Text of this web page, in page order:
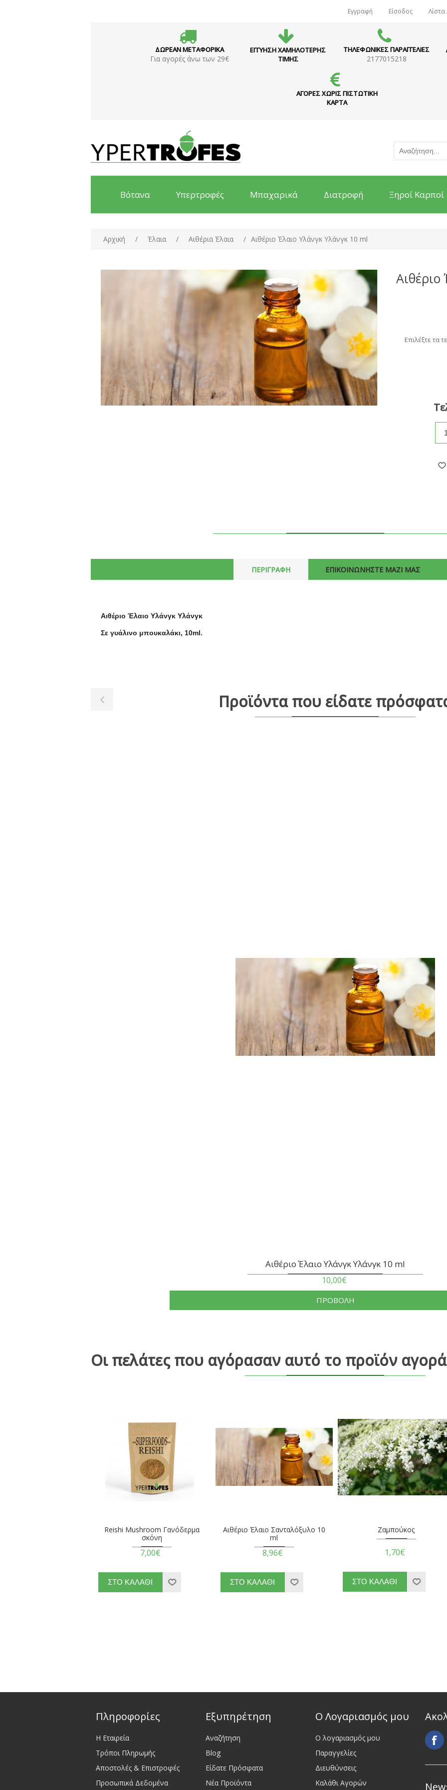
Εγγραφή Είσοδος
ΔΩΡΕΑΝ ΜΕΤΑΦΟΡΙΚΑ
Για αγορές άνω των 29€
ΕΓΓΥΗΣΗ ΧΑΜΗΛΟΤΕΡΗΣ
ΤΙΜΗΣ
ΤΗΛΕΦΩΝΙΚΕΣ ΠΑΡΑΓΓΕΛΙΕΣ
2177015218
ΑΓΟΡΕΣ ΧΩΡΙΣ ΠΙΣΤΩΤΙΚΗ
ΚΑΡΤΑ
Βότανα Υπερτροφές Μπαχαρικά Διατροφή Ξηροί Καρποί
Αρχική / Έλαια / Αιθέρια Έλαια / Αιθέριο Έλαιο Υλάνγκ Υλάνγκ 10 ml
Αιθέριο
Επιλέξτε τα
ΠΕΡΙΓΡΑΦΗ ΕΠΙΚΟΙΝΩΝΗΣΤΕ ΜΑΖΙ ΜΑΣ
Αιθέριο Έλαιο Υλάνγκ Υλάνγκ
Σε γυάλινο μπουκαλάκι, 10ml.
Προϊόντα που είδατε
Αιθέριο Έλαιο Υλάνγκ Υλάνγκ 10 ml
10,00€
ΠΡΟΒΟΛΗ
Οι πελάτες που αγόρασαν αυτό το προϊόν
Reishi Mushroom Γανόδερμα
σκόνη
7,00€
Αιθέριο Έλαιο Σανταλόξυλο 10
ml
8,96€
Ζαμπούκος
1,70€
Πληροφορίες
Η Εταιρεία
Τρόποι Πληρωμής
Αποστολές & Επιστροφές
Προσωπικά Δεδομένα
Εξυπηρέτηση
Αναζήτηση
Blog
Είδατε Πρόσφατα
Νέα Προϊόντα
Ο Λογαριασμός μου
Ο λογαριασμός μου
Παραγγελίες
Διευθύνσεις
Καλάθι Αγορών